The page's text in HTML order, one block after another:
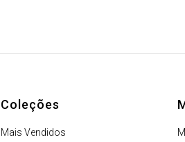
Coleções
Mais Vendidos